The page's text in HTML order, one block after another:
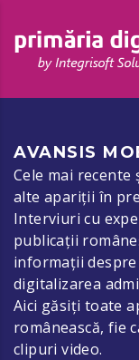
AVANSIS
Cele mai
alte apariții în
Interviuri cu
publicații
informații
digitalizarea
Aici găsiți toate
românească, fie
clipuri video.